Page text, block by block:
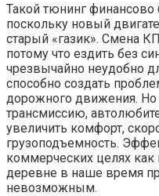
Такой тюнинг финансово
поскольку новый
старый «газик». Смена
потому что ездить без
чрезвычайно неудобно
способно создать
дорожного движения.
трансмиссию,
увеличить комфорт,
грузоподъемность.
коммерческих целях как
деревне в наше время
невозможным.